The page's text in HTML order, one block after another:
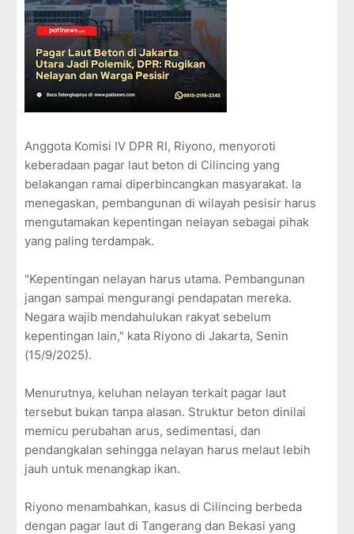
Anggota Komisi IV DPR RI, Riyono, menyoroti
keberadaan pagar laut beton di Cilincing yang
belakangan ramai diperbincangkan masyarakat. Ia
menegaskan, pembangunan di wilayah pesisir harus
mengutamakan kepentingan nelayan sebagai pihak
yang paling terdampak.
"Kepentingan nelayan harus utama. Pembangunan
jangan sampai mengurangi pendapatan mereka.
Negara wajib mendahulukan rakyat sebelum
kepentingan lain," kata Riyono di Jakarta, Senin
(15/9/2025).
Menurutnya, keluhan nelayan terkait pagar laut
tersebut bukan tanpa alasan. Struktur beton dinilai
memicu perubahan arus, sedimentasi, dan
pendangkalan sehingga nelayan harus melaut lebih
jauh untuk menangkap ikan.
Riyono menambahkan, kasus di Cilincing berbeda
dengan pagar laut di Tangerang dan Bekasi yang